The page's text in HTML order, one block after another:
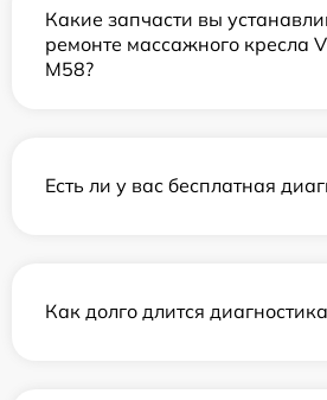
Какие запчасти вы
ремонте массажного кресла
M58?
Есть ли у вас бесплатная
Как долго длится